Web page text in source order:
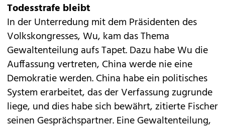
Todesstrafe bleibt
In der Unterredung mit dem Präsidenten des
Volkskongresses, Wu, kam das Thema
Gewaltenteilung aufs Tapet. Dazu habe Wu die
Auffassung vertreten, China werde nie eine
Demokratie werden. China habe ein politisches
System erarbeitet, das der Verfassung zugrunde
liege, und dies habe sich bewährt, zitierte Fischer
seinen Gesprächspartner. Eine Gewaltenteilung,